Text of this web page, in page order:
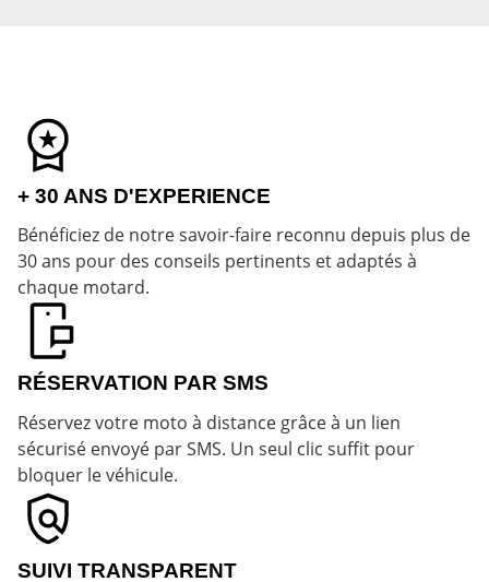
+ 30 ANS D'EXPERIENCE
Bénéficiez de notre savoir-faire reconnu depuis plus de
30 ans pour des conseils pertinents et adaptés à
chaque motard.
RÉSERVATION PAR SMS
Réservez votre moto à distance grâce à un lien
sécurisé envoyé par SMS. Un seul clic suffit pour
bloquer le véhicule.
SUIVI TRANSPARENT